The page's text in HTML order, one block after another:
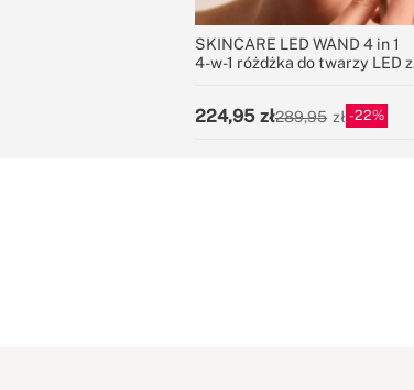
SKINCARE LED WAND 4 in 1
4-w-1 różdżka do twarzy LED z
224,95 289,95 22